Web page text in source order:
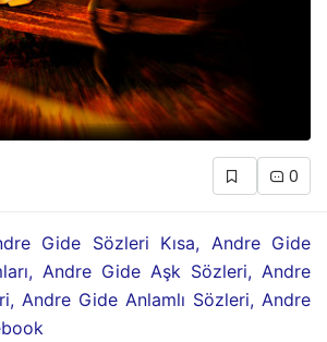
0
Gide Sözleri Kısa, Andre Gide
Andre Gide Aşk Sözleri, Andre
Andre Gide Anlamlı Sözleri, Andre